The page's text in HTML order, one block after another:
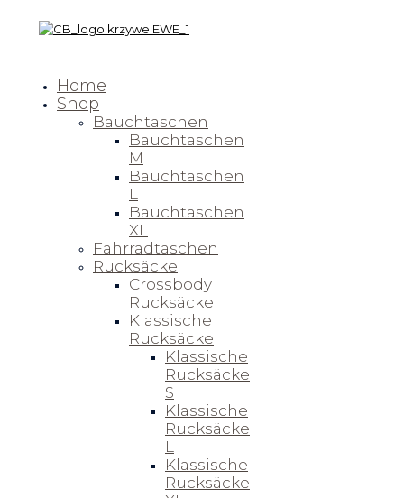
Home
Shop
Bauchtaschen
Bauchtaschen
M
Bauchtaschen
L
Bauchtaschen
XL
Fahrradtaschen
Rucksäcke
Crossbody
Rucksäcke
Klassische
Rucksäcke
Klassische
Rucksäcke
S
Klassische
Rucksäcke
L
Klassische
Rucksäcke